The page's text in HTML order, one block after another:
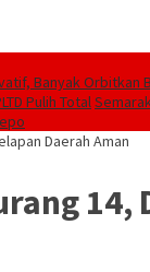
Banyak Orbitkan
Pulih Total
Daerah Aman
14,